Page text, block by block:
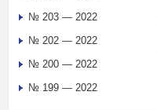
№ 203 — 2022
№ 202 — 2022
№ 200 — 2022
№ 199 — 2022